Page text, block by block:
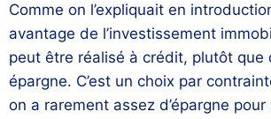
Comme on l’expliquait en
avantage de l’investissement
peut être réalisé à crédit, plutôt que
épargne. C’est un choix par
on a rarement assez d’épargne